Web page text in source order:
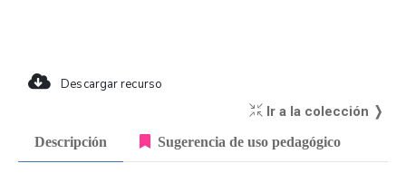
Descargar recurso
Ir a la colección ❭
Descripción Sugerencia de uso pedagógico